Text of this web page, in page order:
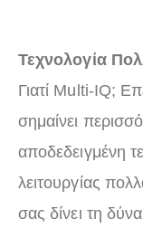
Τεχνολογία
Γιατί Multi-IQ;
σημαίνει
αποδεδειγμένη
λειτουργίας
σας δίνει τη